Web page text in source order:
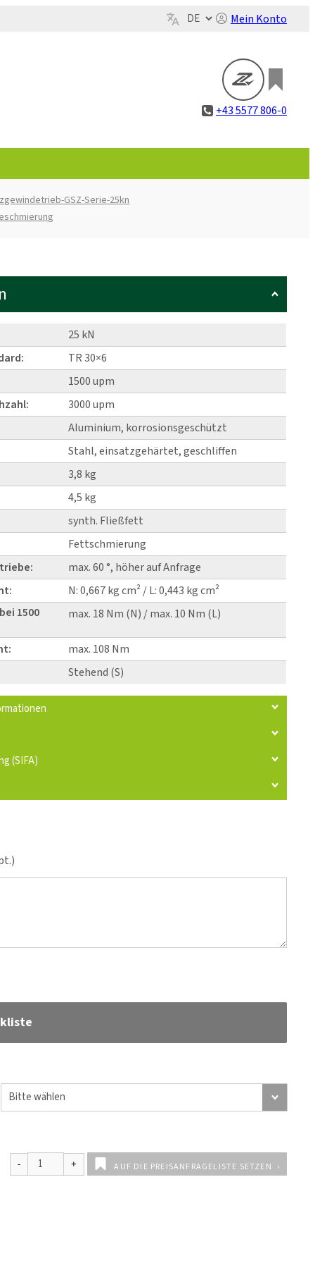
Mein Konto
+43 5577 806-0
GSZ-Serie-25kn
25 kN
TR 30×6
1500 upm
3000 upm
Aluminium, korrosionsgeschützt
Stahl, einsatzgehärtet, geschliffen
3,8 kg
4,5 kg
synth. Fließfett
Fettschmierung
max. 60 °, höher auf Anfrage
N: 0,667 kg cm² / L: 0,443 kg cm²
1500
max. 18 Nm (N) / max. 10 Nm (L)
max. 108 Nm
Stehend (S)
(SIFA)
AUF DIE PREISANFRAGELISTE SETZEN